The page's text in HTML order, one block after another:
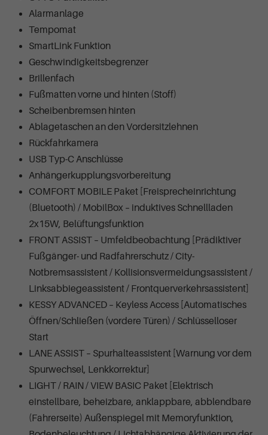
Alarmanlage
Tempomat
SmartLink Funktion
Geschwindigkeitsbegrenzer
Brillenfach
Fußmatten vorne und hinten (Stoff)
Scheibenbremsen hinten
Ablagetaschen an den Vordersitzlehnen
Rückfahrkamera
USB Typ-C Anschlüsse
Anhängerkupplungsvorbereitung
COMFORT MOBILE Paket [Freisprecheinrichtung
(Bluetooth) / MobilBox – induktives Schnellladen
2x15W, Belüftungsfunktion
FRONT ASSIST – Umfeldbeobachtung [Prädiktiver
Fußgänger- und Radfahrerschutz / City-
Notbremsassistent / Kollisionsvermeidungsassistent /
Linksabbiegeassistent / Frontquerverkehrsassistent]
KESSY ADVANCED – Keyless Access [Automatisches
Öffnen/Schließen (vordere Türen) / Schlüsselloser
Start
LANE ASSIST – Spurhalteassistent [Warnung vor dem
Spurwechsel, Lenkkorrektur]
LIGHT / RAIN / VIEW BASIC Paket [Elektrisch
einstellbare, beheizbare, anklappbare, abblendbare
(Fahrerseite) Außenspiegel mit Memoryfunktion,